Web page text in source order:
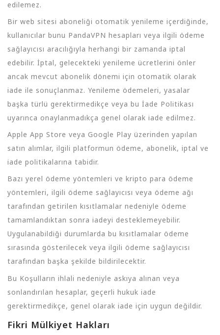
edilemez.
Bir web sitesi aboneliği otomatik yenileme içerdiğinde,
kullanıcılar bunu PandaVPN hesapları veya ilgili ödeme
sağlayıcısı aracılığıyla herhangi bir zamanda iptal
edebilir. İptal, gelecekteki yenileme ücretlerini önler
ancak mevcut abonelik dönemi için otomatik olarak
iade ile sonuçlanmaz. Yenileme ödemeleri, yasalar
başka türlü gerektirmedikçe veya bu İade Politikası
uyarınca onaylanmadıkça genel olarak iade edilmez.
Apple App Store veya Google Play üzerinden yapılan
satın alımlar, ilgili platformun ödeme, abonelik, iptal ve
iade politikalarına tabidir.
Bazı yerel ödeme yöntemleri ve kripto para ödeme
yöntemleri, ilgili ödeme sağlayıcısı veya ödeme ağı
tarafından getirilen kısıtlamalar nedeniyle ödeme
tamamlandıktan sonra iadeyi desteklemeyebilir.
Uygulanabildiği durumlarda bu kısıtlamalar ödeme
sırasında gösterilecek veya ilgili ödeme sağlayıcısı
tarafından başka şekilde bildirilecektir.
Bu Koşulların ihlali nedeniyle askıya alınan veya
sonlandırılan hesaplar, geçerli hukuk iade
gerektirmedikçe, genel olarak iade için uygun değildir.
Fikri Mülkiyet Hakları